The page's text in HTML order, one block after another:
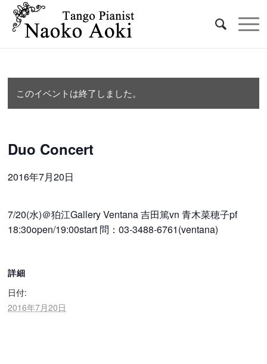
このイベントは終了しました。
Duo Concert
2016年7月20日
7/20(水)＠狛江Gallery Ventana吉田篤vn 青木菜穂子pf
18:30open/19:00start 問：03-3488-6761(ventana)
詳細
日付:
2016年7月20日